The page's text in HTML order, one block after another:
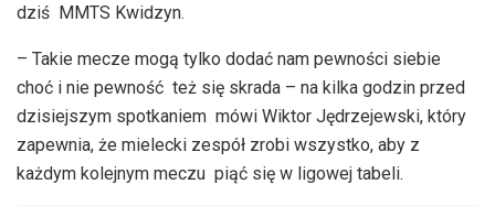
dziś MMTS Kwidzyn.
– Takie mecze mogą tylko dodać nam pewności siebie
choć i nie pewność też się skrada – na kilka godzin przed
dzisiejszym spotkaniem mówi Wiktor Jędrzejewski, który
zapewnia, że mielecki zespół zrobi wszystko, aby z
każdym kolejnym meczu piąć się w ligowej tabeli.